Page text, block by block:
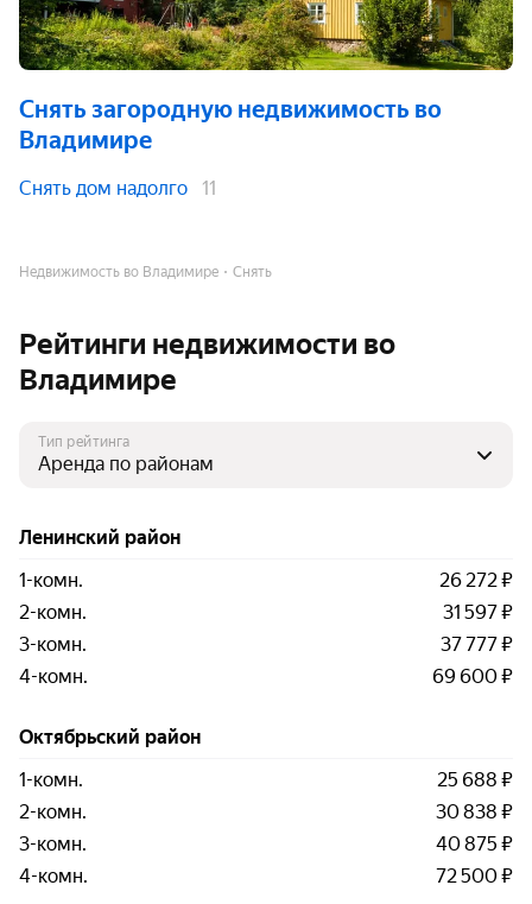
Снять загородную недвижимость во
Владимире
Снять дом надолго 11
Недвижимость во Владимире Снять
Рейтинги недвижимости во
Владимире
Тип рейтинга
Ленинский район
1-комн.
26 272 ₽
2-комн.
31 597 ₽
3-комн.
37 777 ₽
4-комн.
69 600 ₽
Октябрьский район
1-комн.
25 688 ₽
2-комн.
30 838 ₽
3-комн.
40 875 ₽
4-комн.
72 500 ₽